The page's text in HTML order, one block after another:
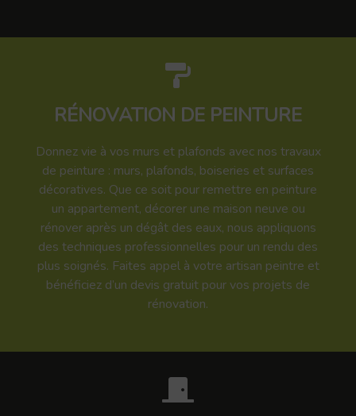
RÉNOVATION DE PEINTURE
Donnez vie à vos murs et plafonds avec nos travaux
de peinture : murs, plafonds, boiseries et surfaces
décoratives. Que ce soit pour remettre en peinture
un appartement, décorer une maison neuve ou
rénover après un dégât des eaux, nous appliquons
des techniques professionnelles pour un rendu des
plus soignés. Faites appel à votre artisan peintre et
bénéficiez d’un devis gratuit pour vos projets de
rénovation.